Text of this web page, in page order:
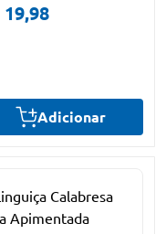
19,98
Adicionar